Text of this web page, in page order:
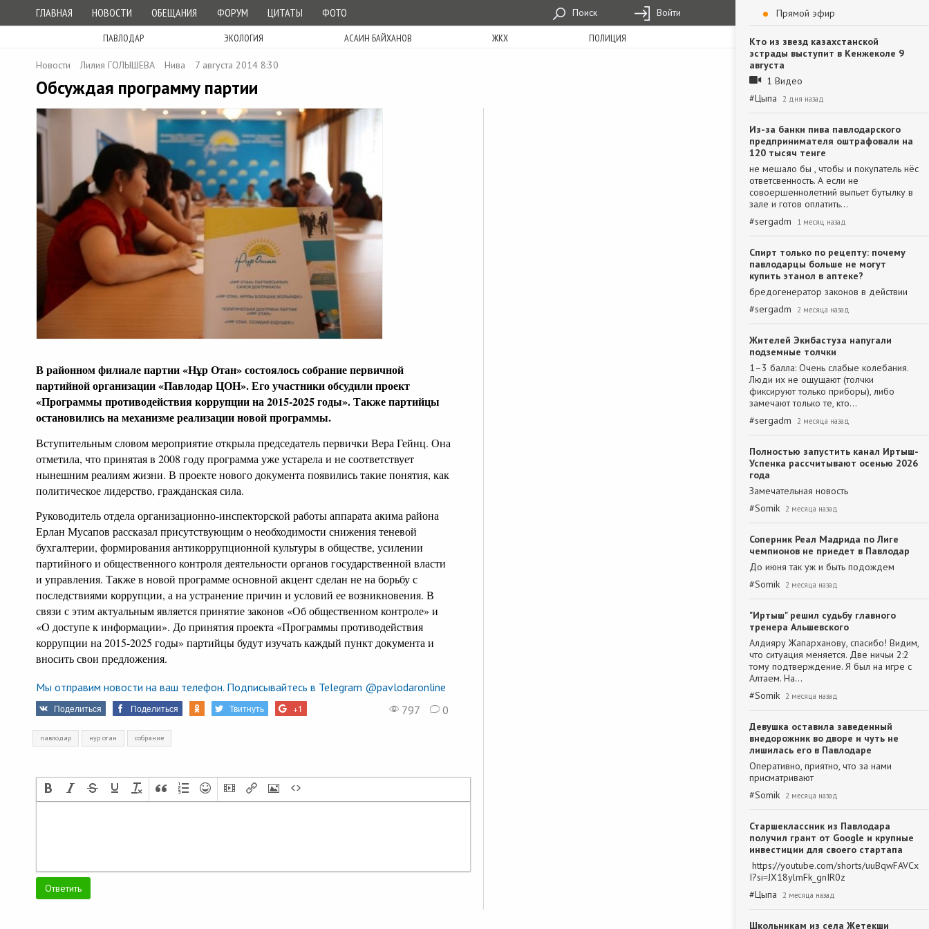
ГЛАВНАЯ НОВОСТИ ОБЕЩАНИЯ ФОРУМ ЦИТАТЫ ФОТО Поиск Войти
ПАВЛОДАР ЭКОЛОГИЯ АСАИН БАЙХАНОВ ЖКХ ПОЛИЦИЯ
Новости Лилия ГОЛЫШЕВА Нива 7 августа 2014 8:30
Обсуждая программу партии
В районном филиале партии «Нұр Отан» состоялось собрание первичной
партийной организации «Павлодар ЦОН». Его участники обсудили проект
«Программы противодействия коррупции на 2015-2025 годы». Также партийцы
остановились на механизме реализации новой программы.
Вступительным словом мероприятие открыла председатель первички Вера Гейнц. Она
отметила, что принятая в 2008 году программа уже устарела и не соответствует
нынешним реалиям жизни. В проекте нового документа появились такие понятия, как
политическое лидерство, гражданская сила.
Руководитель отдела организационно-инспекторской работы аппарата акима района
Ерлан Мусапов рассказал присутствующим о необходимости снижения теневой
бухгалтерии, формирования антикоррупционной культуры в обществе, усилении
партийного и общественного контроля деятельности органов государственной власти
и управления. Также в новой программе основной акцент сделан не на борьбу с
последствиями коррупции, а на устранение причин и условий ее возникновения. В
связи с этим актуальным является принятие законов «Об общественном контроле» и
«О доступе к информации». До принятия проекта «Программы противодействия
коррупции на 2015-2025 годы» партийцы будут изучать каждый пункт документа и
вносить свои предложения.
Мы отправим новости на ваш телефон. Подписывайтесь в Telegram @pavlodaronline
Поделиться Поделиться Твитнуть +1 797 0
павлодар нур отан собрание
Прямой эфир
Кто из звезд казахстанской
эстрады выступит в Кенжеколе 9
августа
1 Видео
#Цыпа 2 дня назад
Из-за банки пива павлодарского
предпринимателя оштрафовали на
120 тысяч тенге
не мешало бы , чтобы и покупатель нёс
ответсвенность. А если не
совоершеннолетний выпьет бутылку в
зале и готов оплатить…
#sergadm 1 месяц назад
Спирт только по рецепту: почему
павлодарцы больше не могут
купить этанол в аптеке?
бредогенератор законов в действии
#sergadm 2 месяца назад
Жителей Экибастуза напугали
подземные толчки
1–3 балла: Очень слабые колебания.
Люди их не ощущают (толчки
фиксируют только приборы), либо
замечают только те, кто…
#sergadm 2 месяца назад
Полностью запустить канал Иртыш-
Успенка рассчитывают осенью 2026
года
Замечательная новость
#Somik 2 месяца назад
Соперник Реал Мадрида по Лиге
чемпионов не приедет в Павлодар
До июня так уж и быть подождем
#Somik 2 месяца назад
"Иртыш" решил судьбу главного
тренера Альшевского
Алдияру Жапарханову, спасибо! Видим,
что ситуация меняется. Две ничьи 2:2
тому подтверждение. Я был на игре с
Алтаем. На…
#Somik 2 месяца назад
Девушка оставила заведенный
внедорожник во дворе и чуть не
лишилась его в Павлодаре
Оперативно, приятно, что за нами
присматривают
#Somik 2 месяца назад
Старшеклассник из Павлодара
получил грант от Google и крупные
инвестиции для своего стартапа
https://youtube.com/shorts/uuBqwFAVCx
I?si=JX18ylmFk_gnIR0z
#Цыпа 2 месяца назад
Школьникам из села Жетекши